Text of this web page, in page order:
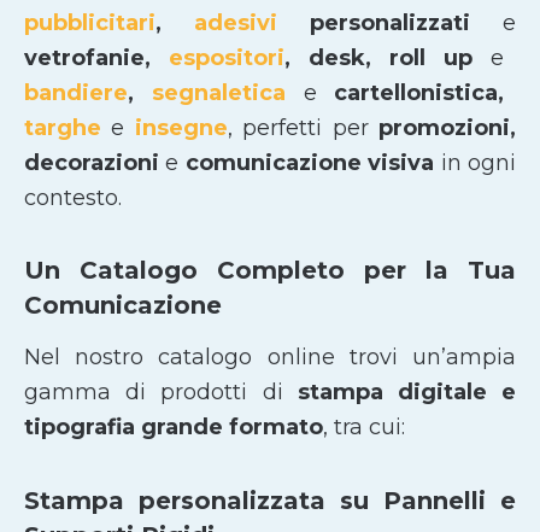
pubblicitari, adesivi personalizzati e
vetrofanie, espositori, desk, roll up e
bandiere, segnaletica e cartellonistica,
targhee insegne, perfetti per promozioni,
decorazionie comunicazione visiva in ogni
contesto.
Un Catalogo Completo per la Tua
Comunicazione
Nel nostro catalogo online trovi un’ampia
gamma di prodotti di stampa digitale e
tipografia grande formato, tra cui:
Stampa personalizzata su Pannelli e